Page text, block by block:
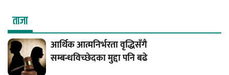
ताजा
आर्थिक आत्मनिर्भरता वृद्धिसँगै
सम्बन्धविच्छेदका मुद्दा पनि बढे